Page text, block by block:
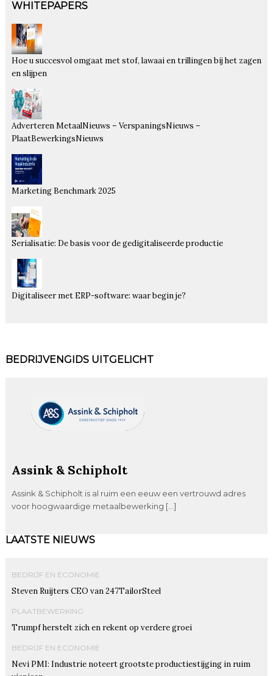
WHITEPAPERS
Hoe u succesvol omgaat met stof, lawaai en trillingen bij het zagen
en slijpen
Adverteren MetaalNieuws – VerspaningsNieuws –
PlaatBewerkingsNieuws
Marketing Benchmark 2025
Serialisatie: De basis voor de gedigitaliseerde productie
Digitaliseer met ERP-software: waar begin je?
BEDRIJVENGIDS UITGELICHT
Assink & Schipholt
Assink & Schipholt is al ruim een eeuw een vertrouwd adres
voor hoogwaardige metaalbewerking […]
LAATSTE NIEUWS
BEDRIJF EN ECONOMIE
Steven Ruijters CEO van 247TailorSteel
PLAATBEWERKING
Trumpf herstelt zich en rekent op verdere groei
BEDRIJF EN ECONOMIE
Nevi PMI: Industrie noteert grootste productiestijging in ruim